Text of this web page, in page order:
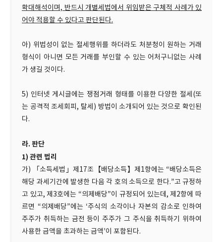
확대해석이며, 반드시 개별세법에서 위임받은 구체적 사례가 있
어야 적용할 수 있다고 판단된다.
아) 위법성이 없는 절세행위를 하더라도 처분청이 원하는 거래
형식이 아니면 모든 거래를 부인할 수 있는 어처구니없는 사례
가 생길 것이다.
5) 인터넷 게시글에는 쟁점거래 형태를 이용한 다양한 절세(또
는 공격적 조세회피, 탈세) 방법이 소개되어 있는 것으로 확인된
다.
라. 판단
1) 관련 법리
가) 「소득세법」제17조【배당소득】제1항에는 “배당소득은
해당 과세기간에 발생한 다음 각 호의 소득으로 한다.”고 규정하
고 있고, 제3호에는 “의제배당”이 규정되어 있는데, 제2항에 따
르면 “의제배당”에는 ‘주식의 소각이나 자본의 감소로 인하여
주주가 취득하는 금전 등이 주주가 그 주식을 취득하기 위하여
사용한 금액을 초과하는 금액’이 포함된다.